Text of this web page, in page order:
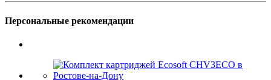
Персональные рекомендации